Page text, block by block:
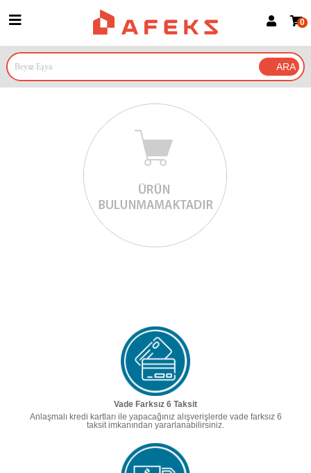
Google İle Bağlan
0
Vade Farksız 6 Taksit
Anlaşmalı kredi kartları ile yapacağınız alışverişlerde vade farksız 6
taksit imkanından yararlanabilirsiniz.